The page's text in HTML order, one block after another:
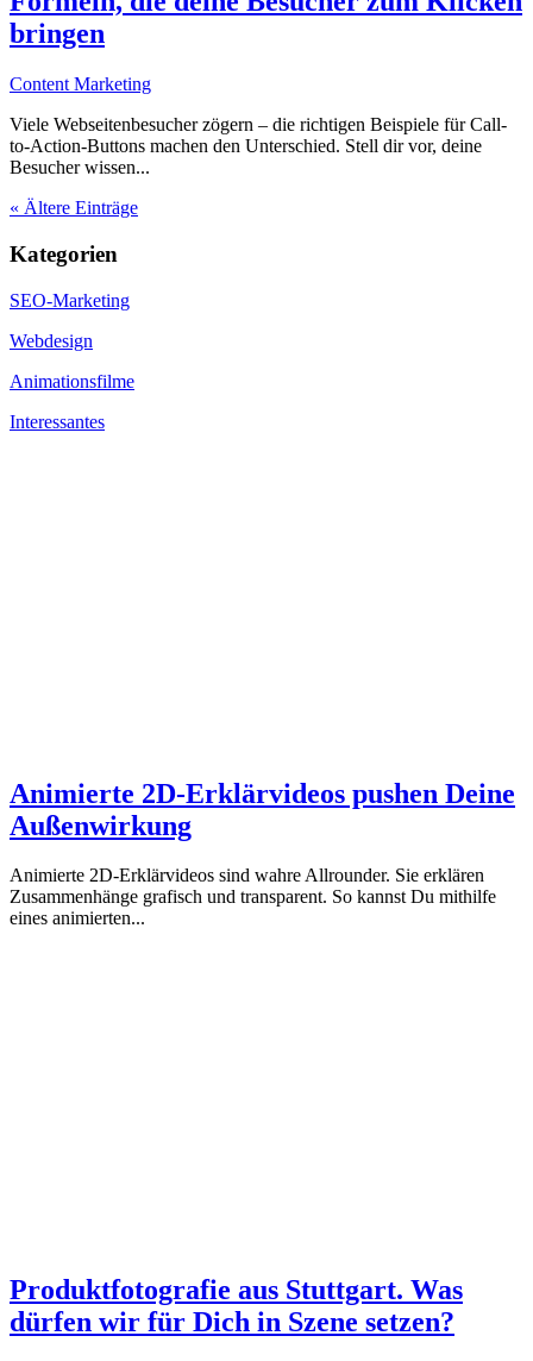
bringen
Content Marketing
Viele Webseitenbesucher zögern – die richtigen Beispiele für Call-
to-Action-Buttons machen den Unterschied. Stell dir vor, deine
Besucher wissen...
« Ältere Einträge
Kategorien
SEO-Marketing
Webdesign
Animationsfilme
Interessantes
Animierte 2D-Erklärvideos pushen Deine
Außenwirkung
Animierte 2D-Erklärvideos sind wahre Allrounder. Sie erklären
Zusammenhänge grafisch und transparent. So kannst Du mithilfe
eines animierten...
Produktfotografie aus Stuttgart. Was
dürfen wir für Dich in Szene setzen?